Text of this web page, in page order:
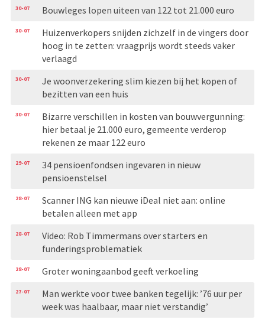
30-07 Bouwleges lopen uiteen van 122 tot 21.000 euro
30-07
Huizenverkopers snijden zichzelf in de vingers door
hoog in te zetten: vraagprijs wordt steeds vaker
verlaagd
30-07
Je woonverzekering slim kiezen bij het kopen of
bezitten van een huis
30-07
Bizarre verschillen in kosten van bouwvergunning:
hier betaal je 21.000 euro, gemeente verderop
rekenen ze maar 122 euro
29-07
34 pensioenfondsen ingevaren in nieuw
pensioenstelsel
28-07
Scanner ING kan nieuwe iDeal niet aan: online
betalen alleen met app
28-07
Video: Rob Timmermans over starters en
funderingsproblematiek
28-07 Groter woningaanbod geeft verkoeling
27-07
Man werkte voor twee banken tegelijk: ’76 uur per
week was haalbaar, maar niet verstandig’